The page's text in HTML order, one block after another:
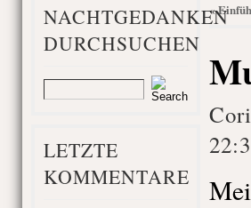
NACHTGEDANKEN
DURCHSUCHEN
LETZTE
KOMMENTARE
«